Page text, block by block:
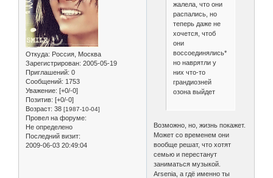
Откуда: Россия, Москва
Зарегистрирован: 2005-05-19
Приглашений: 0
Сообщений: 1753
Уважение: [+0/-0]
Позитив: [+0/-0]
Возраст: 38 [1987-10-04]
Провел на форуме:
Не определено
Последний визит:
2009-06-03 20:49:04
жалела, что они
распались, но
теперь даже не
хочется, чтоб
они
воссоединялись*
но наврятли у
них что-то
грандиозней
озона выйдет
Возможно, но, жизнь покажет.
Может со временем они
вообще решат, что хотят
семью и перестанут
заниматься музыкой.
Arsenia, а гдё именно ты